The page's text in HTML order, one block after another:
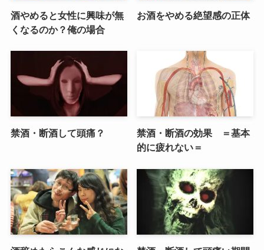
酒やめると女性に興味が無
くなるのか？俺の場合
お酒をやめる絶望感の正体
禁酒・断酒して頭痛？
禁酒・断酒の効果 ＝基本
的に疲れない＝